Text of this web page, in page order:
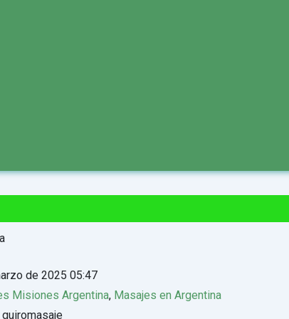
de 2025 05:47
Misiones Argentina, Masajes en Argentina